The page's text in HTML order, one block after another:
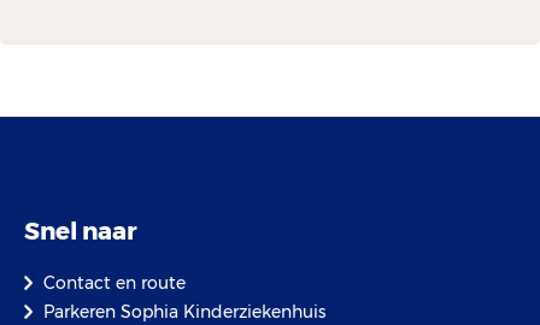
Snel naar
Contact en route
Parkeren Sophia Kinderziekenhuis